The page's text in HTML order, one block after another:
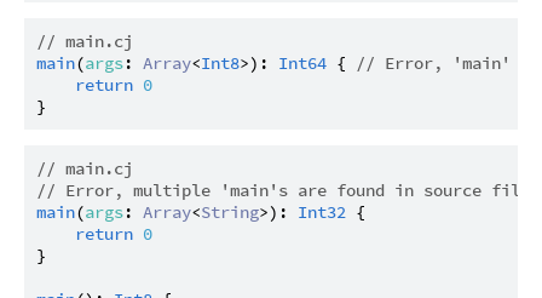
// main.cj
main(args: Array<Int8>): Int64 {
// Error, 'main'
return 0
// main.cj
// Error, multiple 'main's are found in source
main(args: Array<String>): Int32 {
return 0
}